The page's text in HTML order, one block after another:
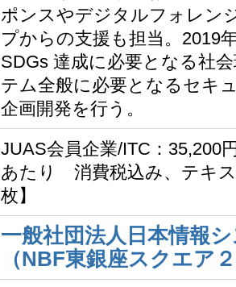
ポンスやデジタルフォレン
プからの支援も担当。2019
SDGs 達成に必要となる社
テム全般に必要となるセキ
企画開発を行う。
JUAS会員企業/ITC：35,200
あたり 消費税込み、テキ
枚】
一般社団法人日本情報
（NBF東銀座スクエア